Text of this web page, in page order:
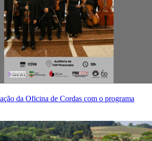
da Oficina de Cordas com o programa